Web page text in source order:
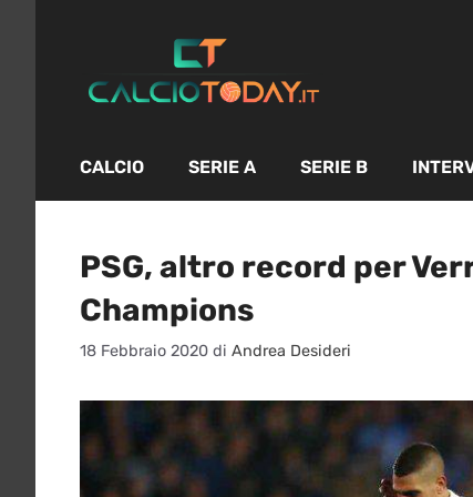
contenuto
CALCIO SERIE A SERIE B
PSG, altro record per
Champions
18 Febbraio 2020 di Andrea Desideri